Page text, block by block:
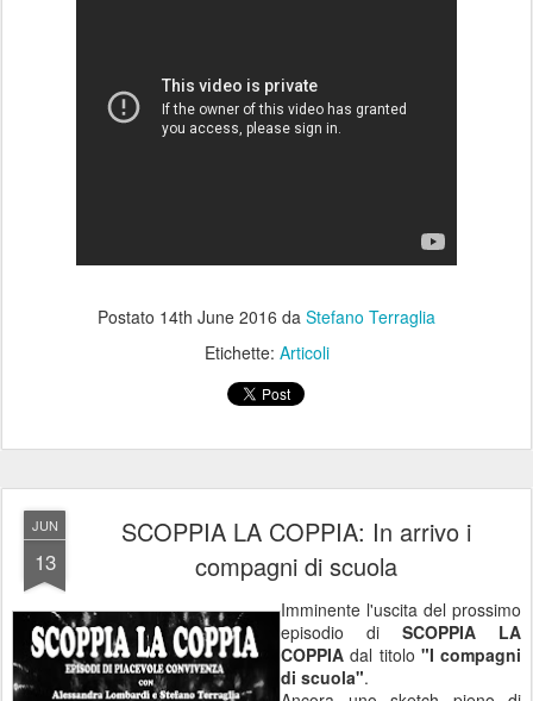
Postato 14th June 2016 da Stefano Terraglia
Etichette: Articoli
JUN
13
SCOPPIA LA COPPIA: In arrivo i
compagni di scuola
Imminente l'uscita del prossimo
episodio di SCOPPIA LA
COPPIA dal titolo "I compagni
di scuola".